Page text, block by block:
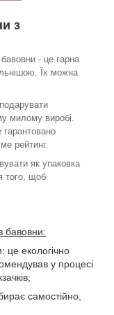
з
бавовни - це гарна
Їх можна
милому виробі.
рейтинг.
як упаковка
того, щоб
бавовни:
це екологічно
у процесі
самостійно,